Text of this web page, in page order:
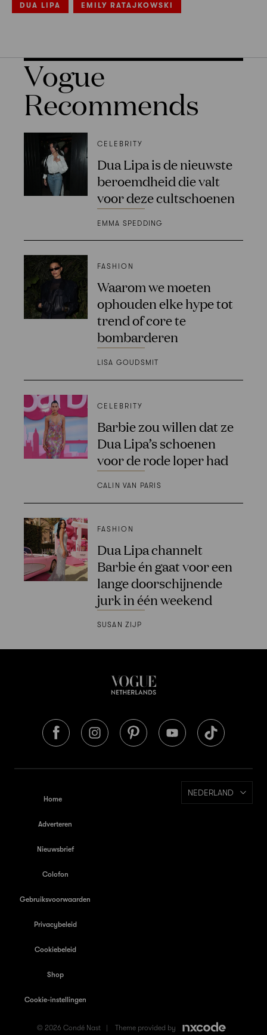
DUA LIPA EMILY RATAJKOWSKI
Vogue
Recommends
CELEBRITY
Dua Lipa is de nieuwste
beroemdheid die valt
voor deze cultschoenen
EMMA SPEDDING
FASHION
Waarom we moeten
ophouden elke hype tot
trend of core te
bombarderen
LISA GOUDSMIT
CELEBRITY
Barbie zou willen dat ze
Dua Lipa’s schoenen
voor de rode loper had
CALIN VAN PARIS
FASHION
Dua Lipa channelt
Barbie én gaat voor een
lange doorschijnende
jurk in één weekend
SUSAN ZIJP
Home
Adverteren
Nieuwsbrief
Colofon
Gebruiksvoorwaarden
Privacybeleid
Cookiebeleid
Shop
Cookie-instellingen
NEDERLAND
© 2026 Condé Nast | Theme provided by